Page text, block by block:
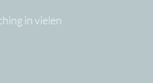
in vielen